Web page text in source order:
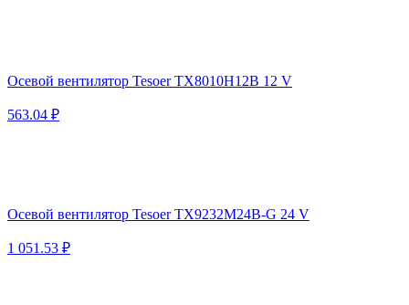
Осевой вентилятор Tesoer TX8010H12B 12 V
563.04 ₽
Осевой вентилятор Tesoer TX9232M24B-G 24 V
1 051.53 ₽